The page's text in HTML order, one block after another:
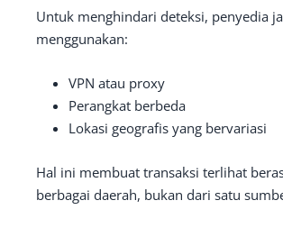
Untuk menghindari deteksi, penyedia
menggunakan:
VPN atau proxy
Perangkat berbeda
Lokasi geografis yang bervariasi
Hal ini membuat transaksi terlihat
berbagai daerah, bukan dari satu